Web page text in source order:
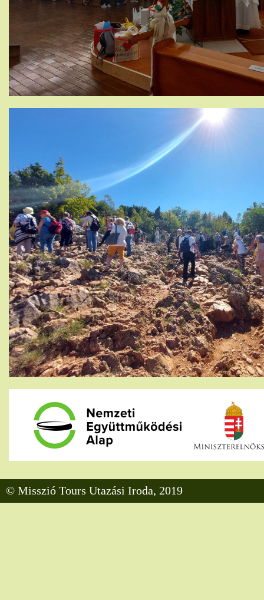
© Misszió Tours Utazási Iroda, 2019